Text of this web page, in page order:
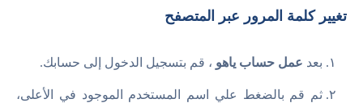
تغيير كلمة المرور عبر المتصفح
بعد عمل حساب ياهو ، قم بتسجيل الدخول إلى حسابك.
ثم قم بالضغط علي اسم المستخدم الموجود في الأعلى،